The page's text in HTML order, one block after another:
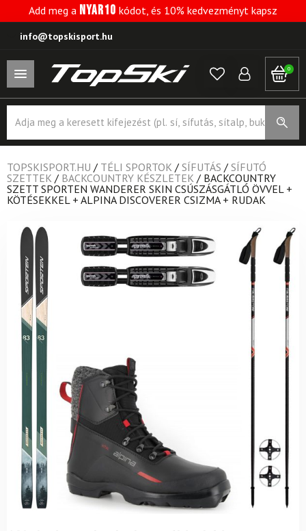
Add meg a NYAR10 kódot, és 10% kedvezményt kapsz
info@topskisport.hu
0
search
TOPSKISPORT.HU / TÉLI SPORTOK / SÍFUTÁS / SÍFUTÓ
SZETTEK / BACKCOUNTRY KÉSZLETEK / BACKCOUNTRY
SZETT SPORTEN WANDERER SKIN CSÚSZÁSGÁTLÓ ÖVVEL +
KÖTÉSEKKEL + ALPINA DISCOVERER CSIZMA + RUDAK